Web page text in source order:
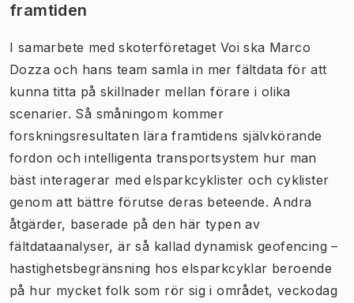
framtiden
I samarbete med skoterföretaget Voi ska Marco
Dozza och hans team samla in mer fältdata för att
kunna titta på skillnader mellan förare i olika
scenarier. Så småningom kommer
forskningsresultaten lära framtidens självkörande
fordon och intelligenta transportsystem hur man
bäst interagerar med elsparkcyklister och cyklister
genom att bättre förutse deras beteende. Andra
åtgärder, baserade på den här typen av
fältdataanalyser, är så kallad dynamisk geofencing –
hastighetsbegränsning hos elsparkcyklar beroende
på hur mycket folk som rör sig i området, veckodag